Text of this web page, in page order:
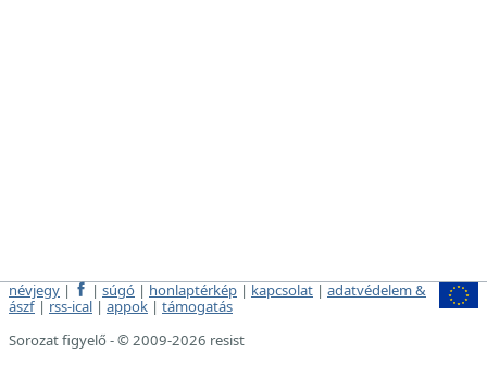
névjegy | | súgó | honlaptérkép | kapcsolat | adatvédelem &
ászf | rss-ical | appok | támogatás
Sorozat figyelő - © 2009-2026 resist